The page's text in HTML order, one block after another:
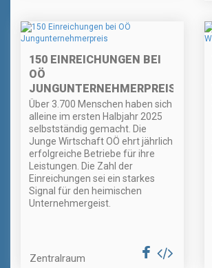
150 EINREICHUNGEN BEI
OÖ
JUNGUNTERNEHMERPREIS
Über 3.700 Menschen haben sich
alleine im ersten Halbjahr 2025
selbstständig gemacht. Die
Junge Wirtschaft OÖ ehrt jährlich
erfolgreiche Betriebe für ihre
Leistungen. Die Zahl der
Einreichungen sei ein starkes
Signal für den heimischen
Unternehmergeist.
Zentralraum